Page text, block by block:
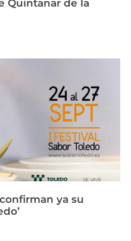
Quintanar de la
ya su